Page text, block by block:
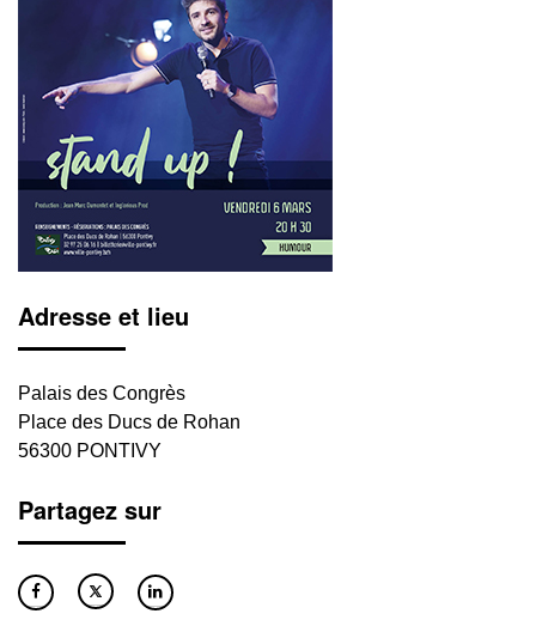
Adresse et lieu
Palais des Congrès
Place des Ducs de Rohan
56300 PONTIVY
Partagez sur